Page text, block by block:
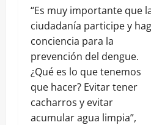
“Es muy importante que
ciudadanía participe y
conciencia para la
prevención del dengue.
¿Qué es lo que tenemos
que hacer? Evitar tener
cacharros y evitar
acumular agua limpia”,